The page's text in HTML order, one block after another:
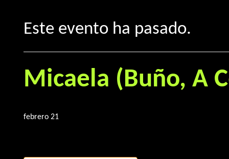
Este evento ha pasado.
Micaela (Buño, A
febrero 21